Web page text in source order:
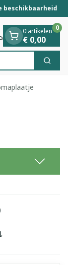
beschikbaarheid
Zoek
0 artikelen
€ 0,00
0